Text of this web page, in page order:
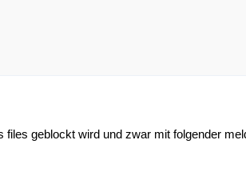
geblockt wird und zwar mit folgender